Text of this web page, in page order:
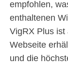
empfohlen,
enthaltenen
VigRX Plus
Webseite
und die